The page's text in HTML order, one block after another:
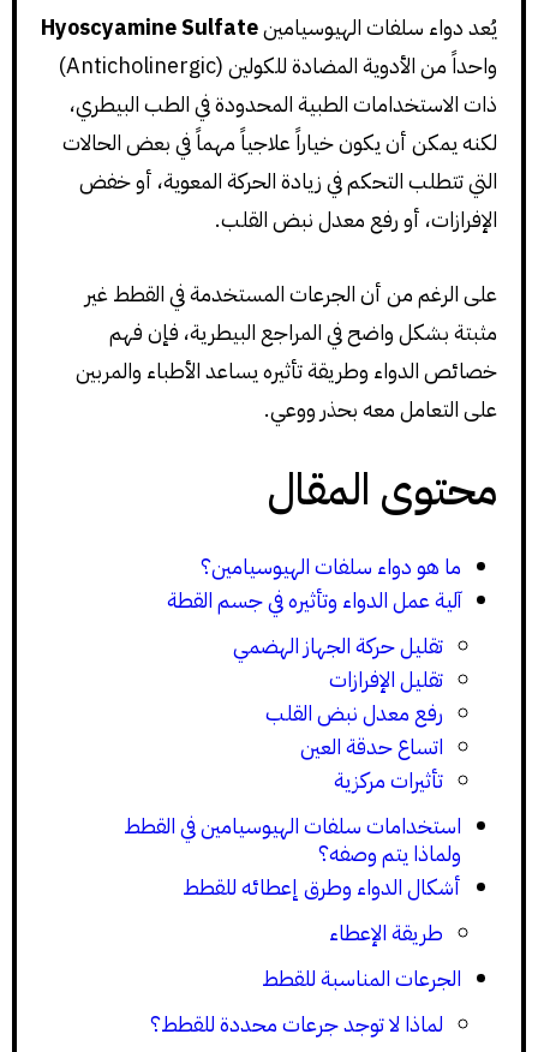
يُعد دواء سلفات الهيوسيامينHyoscyamine Sulfate
واحداً من الأدوية المضادة للكولين (Anticholinergic)
ذات الاستخدامات الطبية المحدودة في الطب البيطري،
لكنه يمكن أن يكون خياراً علاجياً مهماً في بعض الحالات
التي تتطلب التحكم في زيادة الحركة المعوية، أو خفض
الإفرازات، أو رفع معدل نبض القلب.
على الرغم من أن الجرعات المستخدمة في القطط غير
مثبتة بشكل واضح في المراجع البيطرية، فإن فهم
خصائص الدواء وطريقة تأثيره يساعد الأطباء والمربين
على التعامل معه بحذر ووعي.
محتوى المقال
ما هو دواء سلفات الهيوسيامين؟
آلية عمل الدواء وتأثيره في جسم القطة
تقليل حركة الجهاز الهضمي
تقليل الإفرازات
رفع معدل نبض القلب
اتساع حدقة العين
تأثيرات مركزية
استخدامات سلفات الهيوسيامين في القطط
ولماذا يتم وصفه؟
أشكال الدواء وطرق إعطائه للقطط
طريقة الإعطاء
الجرعات المناسبة للقطط
لماذا لا توجد جرعات محددة للقطط؟